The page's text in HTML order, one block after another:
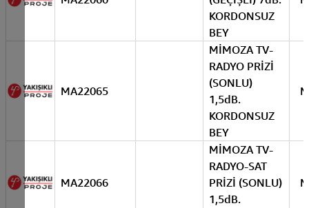
KORDONSUZ
BEY
MA22065
MİMOZA TV-
RADYO PRİZİ
(SONLU)
1,5dB.
KORDONSUZ
BEY
MA22066
MİMOZA TV-
RADYO-SAT
PRİZİ (SONLU)
1,5dB.